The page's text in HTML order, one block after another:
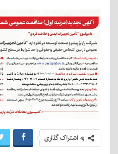
به اشتراک گذاری